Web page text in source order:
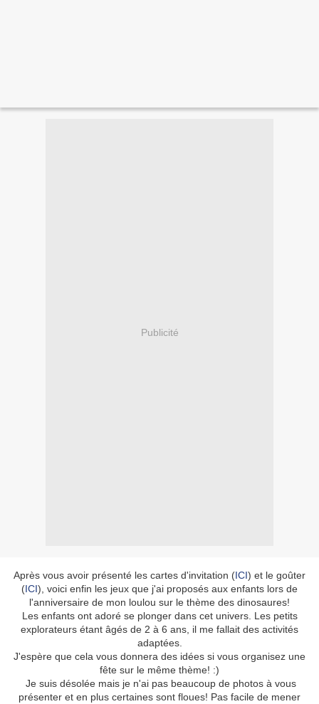
Publicité
Après vous avoir présenté les cartes d'invitation (ICI) et le goûter
(ICI), voici enfin les jeux que j'ai proposés aux enfants lors de
l'anniversaire de mon loulou sur le thème des dinosaures!
Les enfants ont adoré se plonger dans cet univers. Les petits
explorateurs étant âgés de 2 à 6 ans, il me fallait des activités
adaptées.
J'espère que cela vous donnera des idées si vous organisez une
fête sur le même thème! :)
Je suis désolée mais je n'ai pas beaucoup de photos à vous
présenter et en plus certaines sont floues! Pas facile de mener